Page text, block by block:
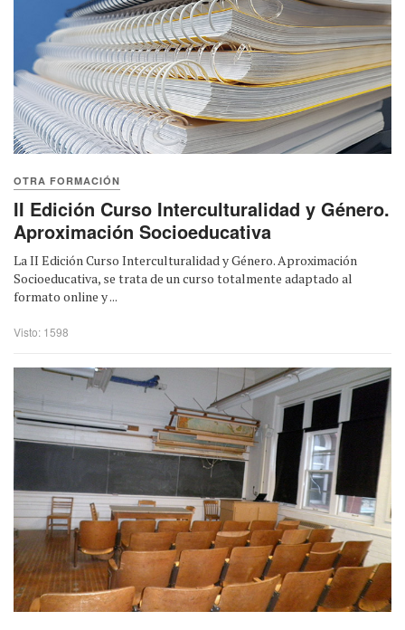
OTRA FORMACIÓN
II Edición Curso Interculturalidad y Género.
Aproximación Socioeducativa
La II Edición Curso Interculturalidad y Género. Aproximación
Socioeducativa, se trata de un curso totalmente adaptado al
formato online y ...
Visto: 1598